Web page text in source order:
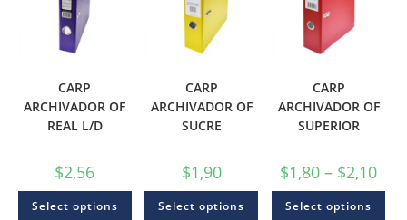
CARP
ARCHIVADOR OF
REAL L/D
$2,56
Select options
CARP
ARCHIVADOR OF
SUCRE
$1,90
Select options
CARP
ARCHIVADOR OF
SUPERIOR
$1,80 – $2,10
Select options